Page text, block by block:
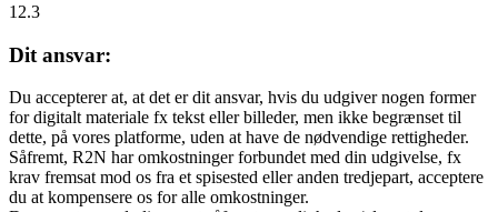
12.3
Dit ansvar:
Du accepterer at, at det er dit ansvar, hvis du udgiver nogen former
for digitalt materiale fx tekst eller billeder, men ikke begrænset til
dette, på vores platforme, uden at have de nødvendige rettigheder.
Såfremt, R2N har omkostninger forbundet med din udgivelse, fx
krav fremsat mod os fra et spisested eller anden tredjepart, acceptere
du at kompensere os for alle omkostninger.